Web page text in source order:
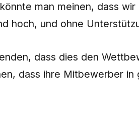
man meinen, dass
hoch, und ohne
dass dies den
dass ihre Mitbewerber